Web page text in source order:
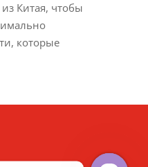
Китая, чтобы
которые